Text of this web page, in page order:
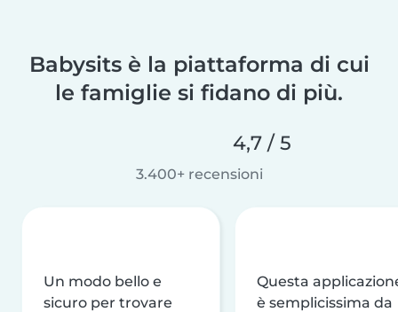
Babysits è la piattaforma di cui
le famiglie si fidano di più.
4,7 / 5
3.400+ recensioni
Un modo bello e
sicuro per trovare
Questa
è semplicissima da